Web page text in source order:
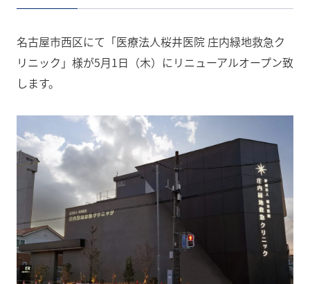
名古屋市西区にて「医療法人桜井医院 庄内緑地救急ク
リニック」様が5月1日（木）にリニューアルオープン致
します。